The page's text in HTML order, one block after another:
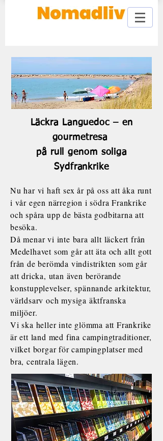
Läckra Languedoc – en
gourmetresa
på rull genom soliga
Sydfrankrike
Nu har vi haft sex år på oss att åka runt
i vår egen närregion i södra Frankrike
och spåra upp de bästa godbitarna att
besöka.
Då menar vi inte bara allt läckert från
Medelhavet som går att äta och allt gott
från de berömda vindistrikten som går
att dricka, utan även berörande
konstupplevelser, spännande arkitektur,
världsarv och mysiga äktfranska
miljöer.
Vi ska heller inte glömma att Frankrike
är ett land med fina campingtraditioner,
vilket borgar för campingplatser med
bra, centrala lägen.